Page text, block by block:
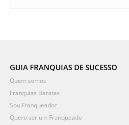
GUIA FRANQUIAS DE SUCESSO
Quem somos
Franquias Baratas
Sou Franqueador
Quero ser um Franqueado